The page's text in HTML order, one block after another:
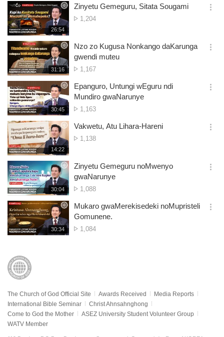
시
간
기
재
생
시
간
26:54
Zinyetu Gemeguru, Sitata Sougami
No.
1,204
옵
기
재
생
시
간
31:16
Nzo zo Kugusa Nonkango daKarunga
gwendi muteu
No.
views
1,167
옵
기
재
생
시
간
30:45
Epanguro, Untungi wEguru ndi
Mundiro gwaNarunye
No.
views
1,163
옵
기
재
생
시
간
14:22
Vakwetu, Atu Lihara-Hareni
No.
1,138
옵
기
재
생
시
간
30:04
Zinyetu Gemeguru noMwenyo
gwaNarunye
No.
views
1,088
옵
기
재
생
30:34
Mukaro gwaMerekisedeki noMupristeli
Gomunene.
No.
1,084
옵
The Church of God Official Site Awards Received
Media Reports
International Bible Seminar
Christ Ahnsahnghong
Come to God the Mother
ASEZ University Student Volunteer Group
WATV Member